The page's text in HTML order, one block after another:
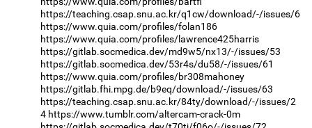
https://teaching.csap.snu.ac.kr/q1cw/download/-/issues/6
https://www.quia.com/profiles/folan186
https://www.quia.com/profiles/lawrence425harris
https://gitlab.socmedica.dev/md9w5/nx13/-/issues/53
https://gitlab.socmedica.dev/53r4s/du58/-/issues/61
https://www.quia.com/profiles/br308mahoney
https://gitlab.fhi.mpg.de/b9eq/download/-/issues/63
https://teaching.csap.snu.ac.kr/84ty/download/-/issues/2
4 https://www.tumblr.com/altercam-crack-0m